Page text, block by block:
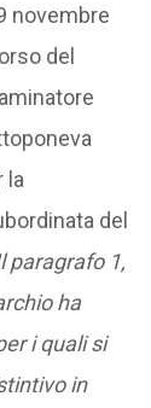
novembre
del
la
del
paragrafo 1,
ha
i quali si
in